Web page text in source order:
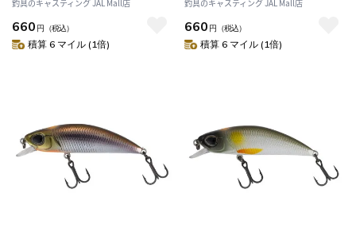
ルドヤマメ
釣具のキャスティング JAL Mall店
660 円 （税込）
積算 6 マイル (1倍)
ナ
釣具のキャスティング JAL Mall店
660 円 （税込）
積算 6 マイル (1倍)